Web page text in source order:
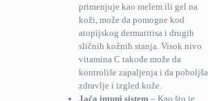
primenjuje kao melem ili gel na
koži, može da pomogne kod
atopijskog dermatitisa i drugih
sličnih kožnih stanja. Visok nivo
vitamina C takođe može da
kontroliše zapaljenja i da poboljša
zdravlje i izgled kože.
Jača imuni sistem – Kao što je